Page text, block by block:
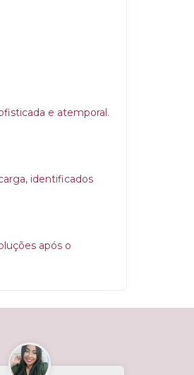
e atemporal.
identificados
após o